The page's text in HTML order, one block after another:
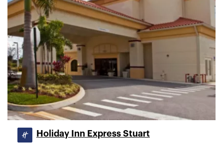
Holiday Inn Express Stuart